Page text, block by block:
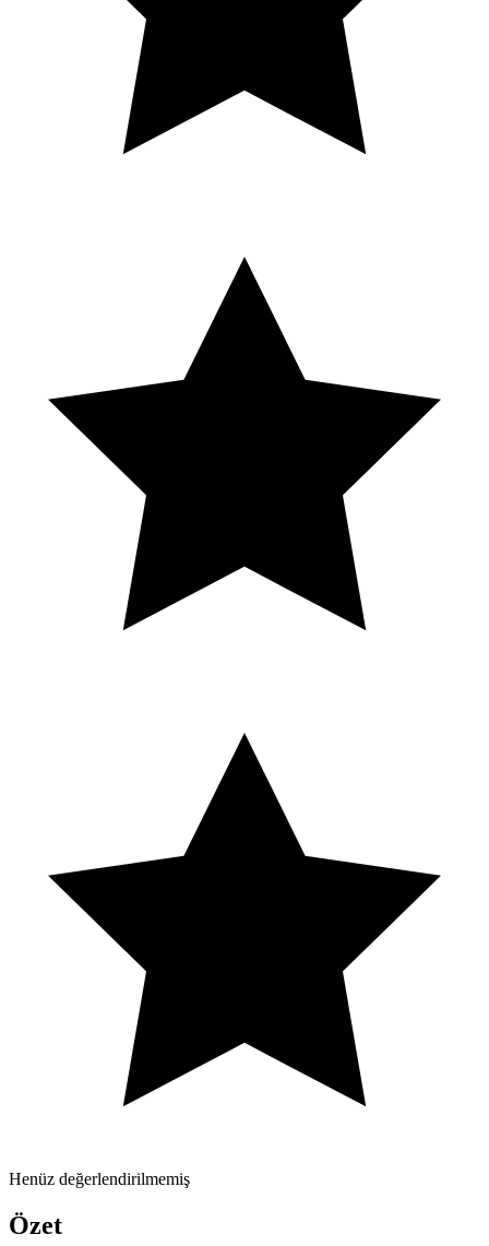
Henüz değerlendirilmemiş
Özet